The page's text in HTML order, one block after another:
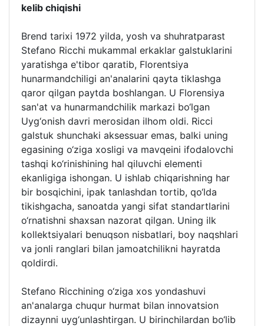
kelib chiqishi
Brend tarixi 1972 yilda, yosh va shuhratparast
Stefano Ricchi mukammal erkaklar galstuklarini
yaratishga e'tibor qaratib, Florentsiya
hunarmandchiligi an'analarini qayta tiklashga
qaror qilgan paytda boshlangan. U Florensiya
san'at va hunarmandchilik markazi bo‘lgan
Uyg‘onish davri merosidan ilhom oldi. Ricci
galstuk shunchaki aksessuar emas, balki uning
egasining o‘ziga xosligi va mavqeini ifodalovchi
tashqi ko‘rinishining hal qiluvchi elementi
ekanligiga ishongan. U ishlab chiqarishning har
bir bosqichini, ipak tanlashdan tortib, qo‘lda
tikishgacha, sanoatda yangi sifat standartlarini
o‘rnatishni shaxsan nazorat qilgan. Uning ilk
kollektsiyalari benuqson nisbatlari, boy naqshlari
va jonli ranglari bilan jamoatchilikni hayratda
qoldirdi.
Stefano Ricchining o‘ziga xos yondashuvi
an'analarga chuqur hurmat bilan innovatsion
dizaynni uyg‘unlashtirgan. U birinchilardan bo‘lib